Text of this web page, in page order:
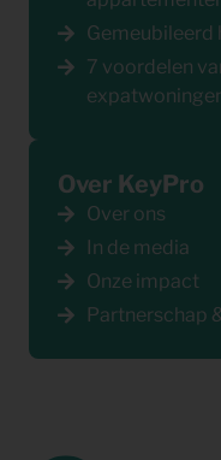
Gemeubileerd
7 voordelen
Over KeyPro
Over ons
In de media
Onze impact
Partnerschap